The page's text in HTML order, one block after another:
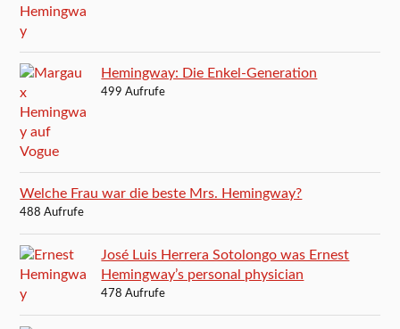
Hemingway: Die Enkel-Generation
499 Aufrufe
Welche Frau war die beste Mrs. Hemingway?
488 Aufrufe
José Luis Herrera Sotolongo was Ernest
Hemingway’s personal physician
478 Aufrufe